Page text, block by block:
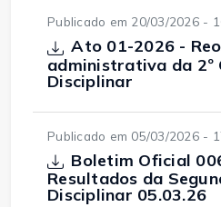
Publicado em 20/03/2026 -
Ato 01-2026 -
administrativa da 2º
Disciplinar
Publicado em 05/03/2026 -
Boletim Oficial
Resultados da
Disciplinar 05.03.26